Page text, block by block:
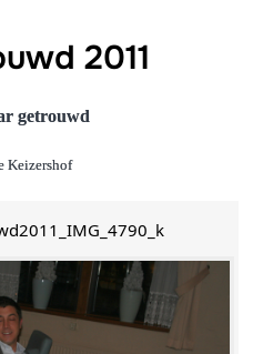
2011
getrouwd
Keizershof